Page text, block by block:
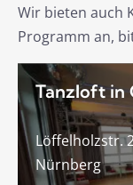
Wir bieten auch
Programm an,
Tanzloft in
Löffelholzstr.
Nürnberg